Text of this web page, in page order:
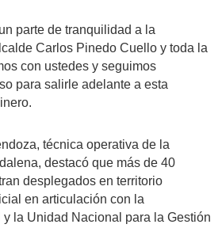
parte de tranquilidad a la
Carlos Pinedo Cuello y toda la
con ustedes y seguimos
para salirle adelante a esta
técnica operativa de la
destacó que más de 40
desplegados en territorio
en articulación con la
la Unidad Nacional para la Gestión